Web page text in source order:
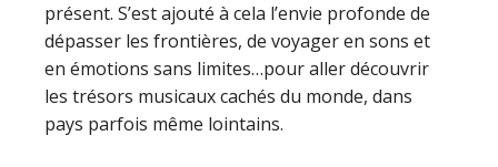
présent. S’est ajouté à cela l’envie profonde de
dépasser les frontières, de voyager en sons et
en émotions sans limites…pour aller découvrir
les trésors musicaux cachés du monde, dans
pays parfois même lointains.